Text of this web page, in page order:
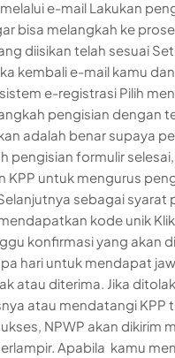
melalui e-mail Lakukan
bisa melangkah ke
diisikan telah sesuai
kembali e-mail kamu
sistem e-registrasi Pilih
pengisian dengan
adalah benar supaya
pengisian formulir
KPP untuk mengurus
sebagai syarat
kode unik
konfirmasi yang akan
hari untuk mendapat
atau diterima. Jika
atau mendatangi KPP
NPWP akan dikirim
Apabila kamu